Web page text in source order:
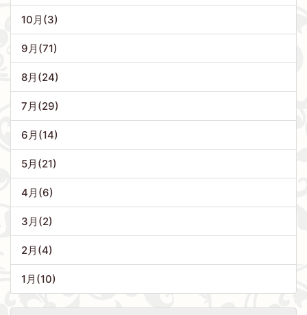
10月(3)
9月(71)
8月(24)
7月(29)
6月(14)
5月(21)
4月(6)
3月(2)
2月(4)
1月(10)